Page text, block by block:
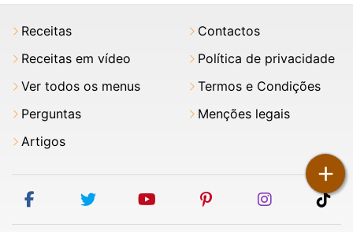
+
Receitas
Receitas em vídeo
Ver todos os menus
Perguntas
Artigos
Contactos
Política de privacidade
Termos e Condições
Menções legais
facebooktwitter youtubepinterestinstagram